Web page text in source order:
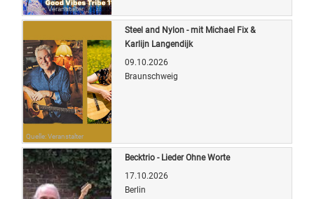
Quelle: Veranstalter
Quelle: Veranstalter
Steel and Nylon - mit Michael Fix &
Karlijn Langendijk
09.10.2026
Braunschweig
Becktrio - Lieder Ohne Worte
17.10.2026
Berlin